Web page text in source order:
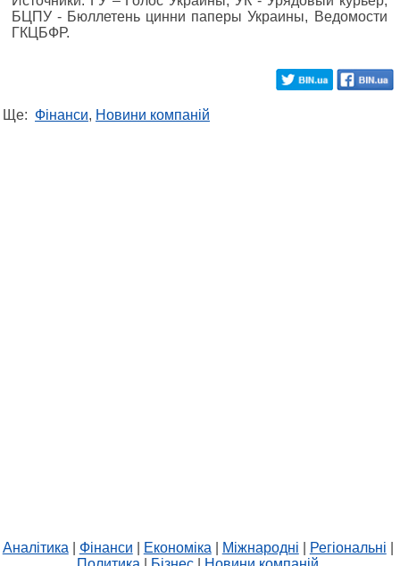
БЦПУ - Бюллетень цинни паперы Украины, Ведомости
ГКЦБФР.
Ще: Фінанси, Новини компаній
Аналітика Фінанси Економіка Міжнародні Регіональні